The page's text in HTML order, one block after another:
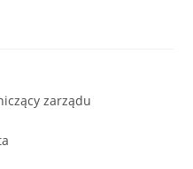
zarządu